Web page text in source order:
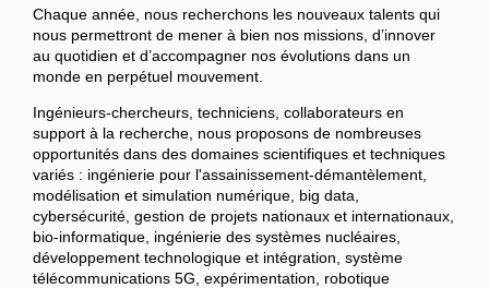
Chaque année, nous recherchons les nouveaux talents qui
nous permettront de mener à bien nos missions, d’innover
au quotidien et d’accompagner nos évolutions dans un
monde en perpétuel mouvement.
Ingénieurs-chercheurs, techniciens, collaborateurs en
support à la recherche, nous proposons de nombreuses
opportunités dans des domaines scientifiques et techniques
variés : ingénierie pour l'assainissement-démantèlement,
modélisation et simulation numérique, big data,
cybersécurité, gestion de projets nationaux et internationaux,
bio-informatique, ingénierie des systèmes nucléaires,
développement technologique et intégration, système
télécommunications 5G, expérimentation, robotique